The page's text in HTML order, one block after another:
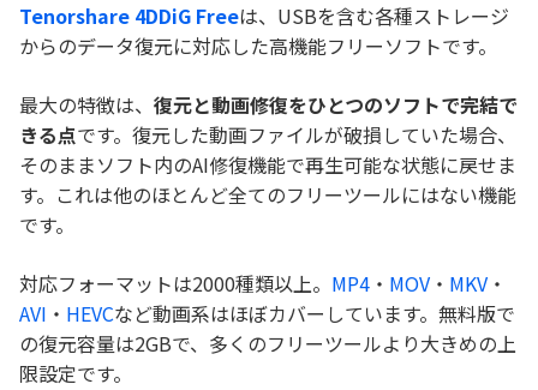
Tenorshare 4DDiG Freeは、USBを含む各種ストレージ
からのデータ復元に対応した高機能フリーソフトです。
最大の特徴は、 復元と動画修復をひとつのソフトで完結で
きる点です。復元した動画ファイルが破損していた場合、
そのままソフト内のAI修復機能で再生可能な状態に戻せま
す。これは他のほとんど全てのフリーツールにはない機能
です。
対応フォーマットは2000種類以上。 MP4 ・ MOV ・ MKV ・
AVI ・ HEVCなど動画系はほぼカバーしています。無料版で
の復元容量は2GBで、多くのフリーツールより大きめの上
限設定です。